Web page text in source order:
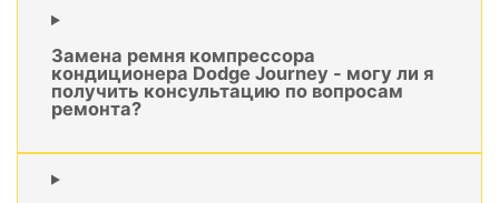
Замена ремня компрессора
кондиционера Dodge Journey - могу ли я
получить консультацию по вопросам
ремонта?